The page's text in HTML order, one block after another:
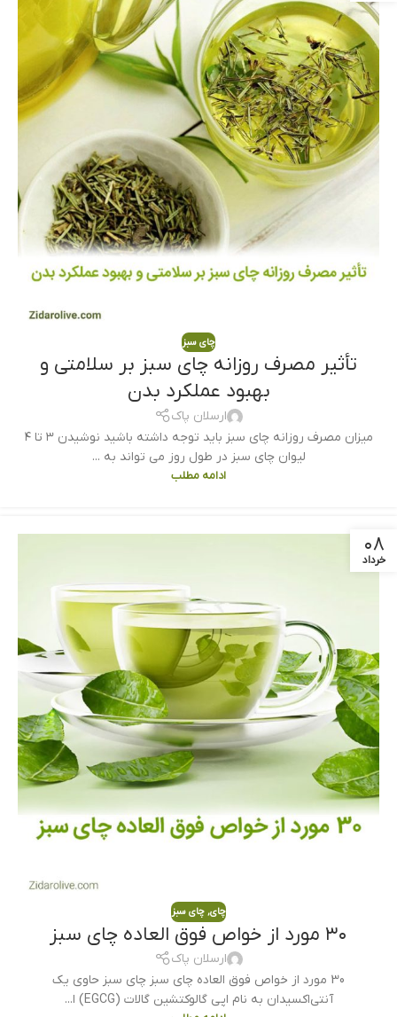
چای سبز
تأثیر مصرف روزانه چای سبز بر سلامتی و
بهبود عملکرد بدن
ارسلان پاک
میزان مصرف روزانه چای سبز باید توجه داشته باشید نوشیدن ۳ تا ۴
لیوان چای سبز در طول روز می تواند به ...
ادامه مطلب
۰۸
خرداد
چای, چای سبز
۳۰ مورد از خواص فوق العاده چای سبز
ارسلان پاک
30 مورد از خواص فوق العاده چای سبز چای سبز حاوی یک
آنتی‌اکسیدان به نام اپی گالوکتشین گالات (EGCG) ا...